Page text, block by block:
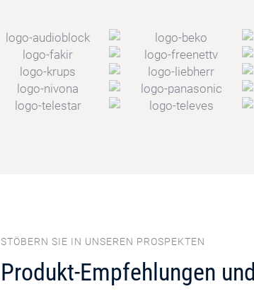
STÖBERN SIE IN UNSEREN PROSPEKTEN
Produkt-Empfehlungen